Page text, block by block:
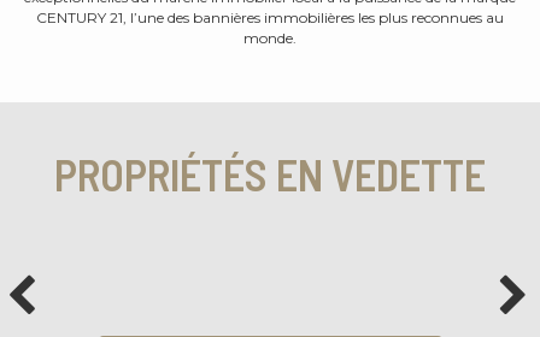
CENTURY 21, l’une des bannières immobilières les plus reconnues au
monde.
PROPRIÉTÉS EN VEDETTE